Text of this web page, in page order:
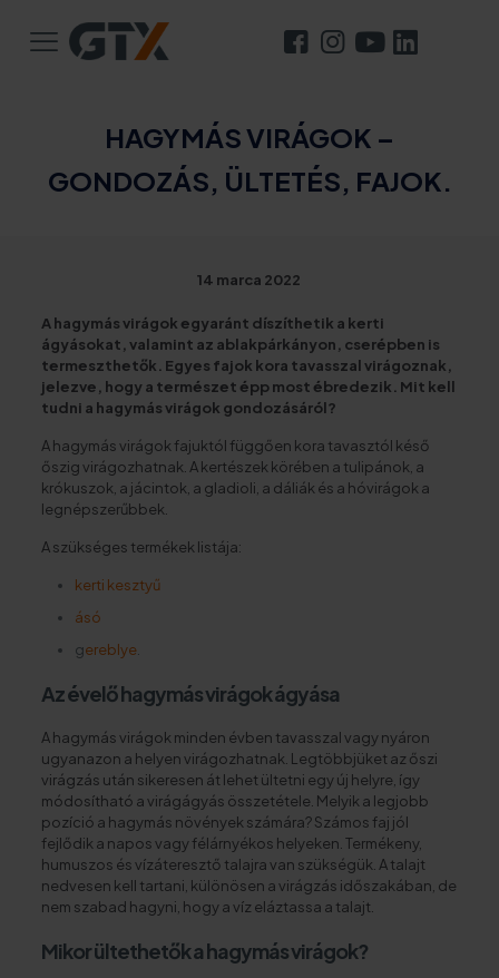
HAGYMÁS VIRÁGOK –
GONDOZÁS, ÜLTETÉS, FAJOK.
14 marca 2022
A hagymás virágok egyaránt díszíthetik a kerti
ágyásokat, valamint az ablakpárkányon, cserépben is
termeszthetők. Egyes fajok kora tavasszal virágoznak,
jelezve, hogy a természet épp most ébredezik. Mit kell
tudni a hagymás virágok gondozásáról?
A hagymás virágok fajuktól függően kora tavasztól késő
őszig virágozhatnak. A kertészek körében a tulipánok, a
krókuszok, a jácintok, a gladioli, a dáliák és a hóvirágok a
legnépszerűbbek.
A szükséges termékek listája:
kerti kesztyű
ásó
gereblye.
Az évelő hagymás virágok ágyása
A hagymás virágok minden évben tavasszal vagy nyáron
ugyanazon a helyen virágozhatnak. Legtöbbjüket az őszi
virágzás után sikeresen át lehet ültetni egy új helyre, így
módosítható a virágágyás összetétele. Melyik a legjobb
pozíció a hagymás növények számára? Számos faj jól
fejlődik a napos vagy félárnyékos helyeken. Termékeny,
humuszos és vízáteresztő talajra van szükségük. A talajt
nedvesen kell tartani, különösen a virágzás időszakában, de
nem szabad hagyni, hogy a víz eláztassa a talajt.
Mikor ültethetők a hagymás virágok?